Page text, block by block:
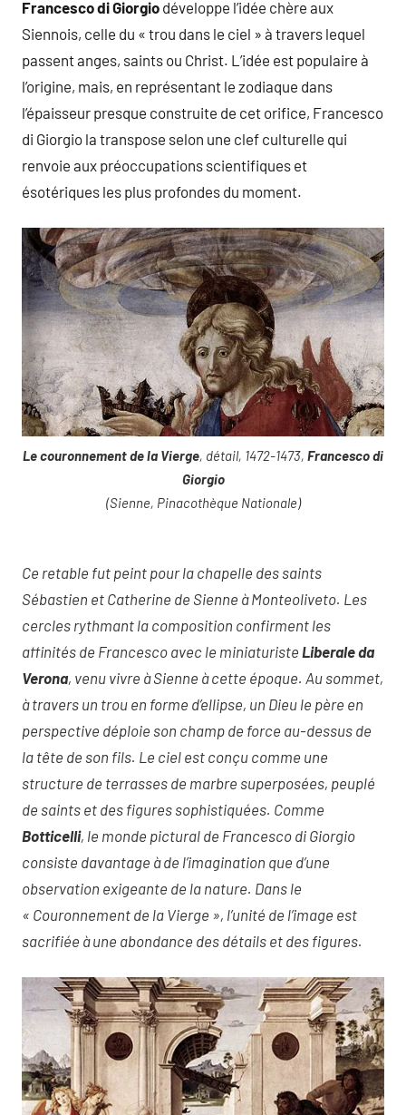
Francesco di Giorgio développe l’idée chère aux
Siennois, celle du « trou dans le ciel » à travers lequel
passent anges, saints ou Christ. L’idée est populaire à
l’origine, mais, en représentant le zodiaque dans
l’épaisseur presque construite de cet orifice, Francesco
di Giorgio la transpose selon une clef culturelle qui
renvoie aux préoccupations scientifiques et
ésotériques les plus profondes du moment.
Le couronnement de la Vierge, détail, 1472-1473, Francesco di
Giorgio
(Sienne, Pinacothèque Nationale)
Ce retable fut peint pour la chapelle des saints
Sébastien et Catherine de Sienne à Monteoliveto. Les
cercles rythmant la composition confirment les
affinités de Francesco avec le miniaturiste Liberale da
Verona, venu vivre à Sienne à cette époque. Au sommet,
à travers un trou en forme d’ellipse, un Dieu le père en
perspective déploie son champ de force au-dessus de
la tête de son fils. Le ciel est conçu comme une
structure de terrasses de marbre superposées, peuplé
de saints et des figures sophistiquées. Comme
Botticelli, le monde pictural de Francesco di Giorgio
consiste davantage à de l’imagination que d’une
observation exigeante de la nature. Dans le
« Couronnement de la Vierge », l’unité de l’image est
sacrifiée à une abondance des détails et des figures.